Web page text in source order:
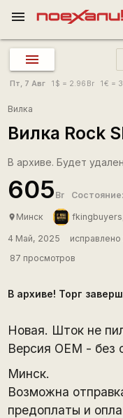
menu
Пт, 7 Авг 1 $ = 2.96 Br 1€ =
Вилка
Вилка Rock
В архиве. Будет
605 Br
place Минск
4 Май, 2025
87 просмотров
В архиве! Торг
Новая. Шток не
Версия OEM - без
Минск.
Возможна
предоплаты и